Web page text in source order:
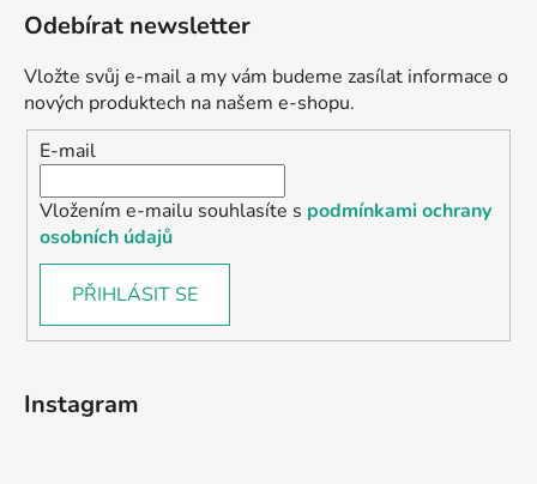
Odebírat newsletter
Vložte svůj e-mail a my vám budeme zasílat informace o
nových produktech na našem e-shopu.
E-mail
Vložením e-mailu souhlasíte s podmínkami ochrany
osobních údajů
PŘIHLÁSIT SE
Instagram